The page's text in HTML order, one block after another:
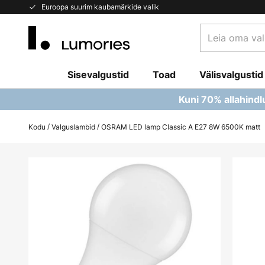
Euroopa suurim kaubamärkide valik
Skip
oma
Sisevalgustid Toad Välisvalgustid
Kuni 70%
Kodu Valguslambid OSRAM LED lamp Classic A E27 8W 6500K matt